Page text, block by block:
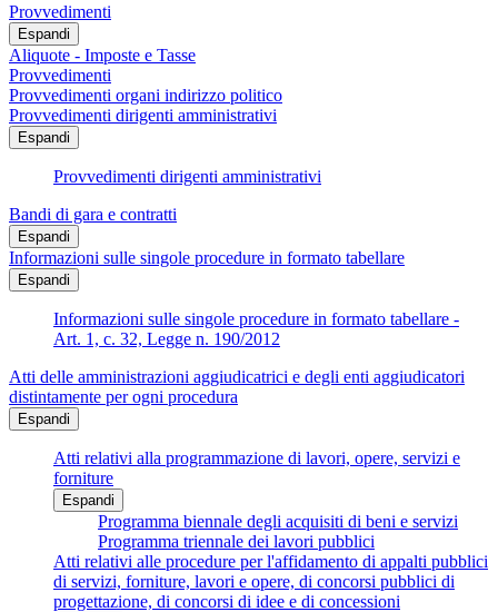
Provvedimenti
Espandi
Aliquote - Imposte e Tasse
Provvedimenti
Provvedimenti organi indirizzo politico
Provvedimenti dirigenti amministrativi
Espandi
Provvedimenti dirigenti amministrativi
Bandi di gara e contratti
Espandi
Informazioni sulle singole procedure in formato tabellare
Espandi
Informazioni sulle singole procedure in formato tabellare -
Art. 1, c. 32, Legge n. 190/2012
Atti delle amministrazioni aggiudicatrici e degli enti aggiudicatori
distintamente per ogni procedura
Espandi
Atti relativi alla programmazione di lavori, opere, servizi e
forniture
Espandi
Programma biennale degli acquisiti di beni e servizi
Programma triennale dei lavori pubblici
Atti relativi alle procedure per l'affidamento di appalti pubblici
di servizi, forniture, lavori e opere, di concorsi pubblici di
progettazione, di concorsi di idee e di concessioni